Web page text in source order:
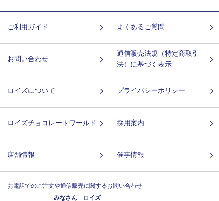
ご利用ガイド よくあるご質問
お問い合わせ
通信販売法規（特定商取引
法）に基づく表示
ロイズについて プライバシーポリシー
ロイズチョコレートワールド 採用案内
店舗情報 催事情報
お電話でのご注文や通信販売に関するお問い合わせ
みなさん ロイズ